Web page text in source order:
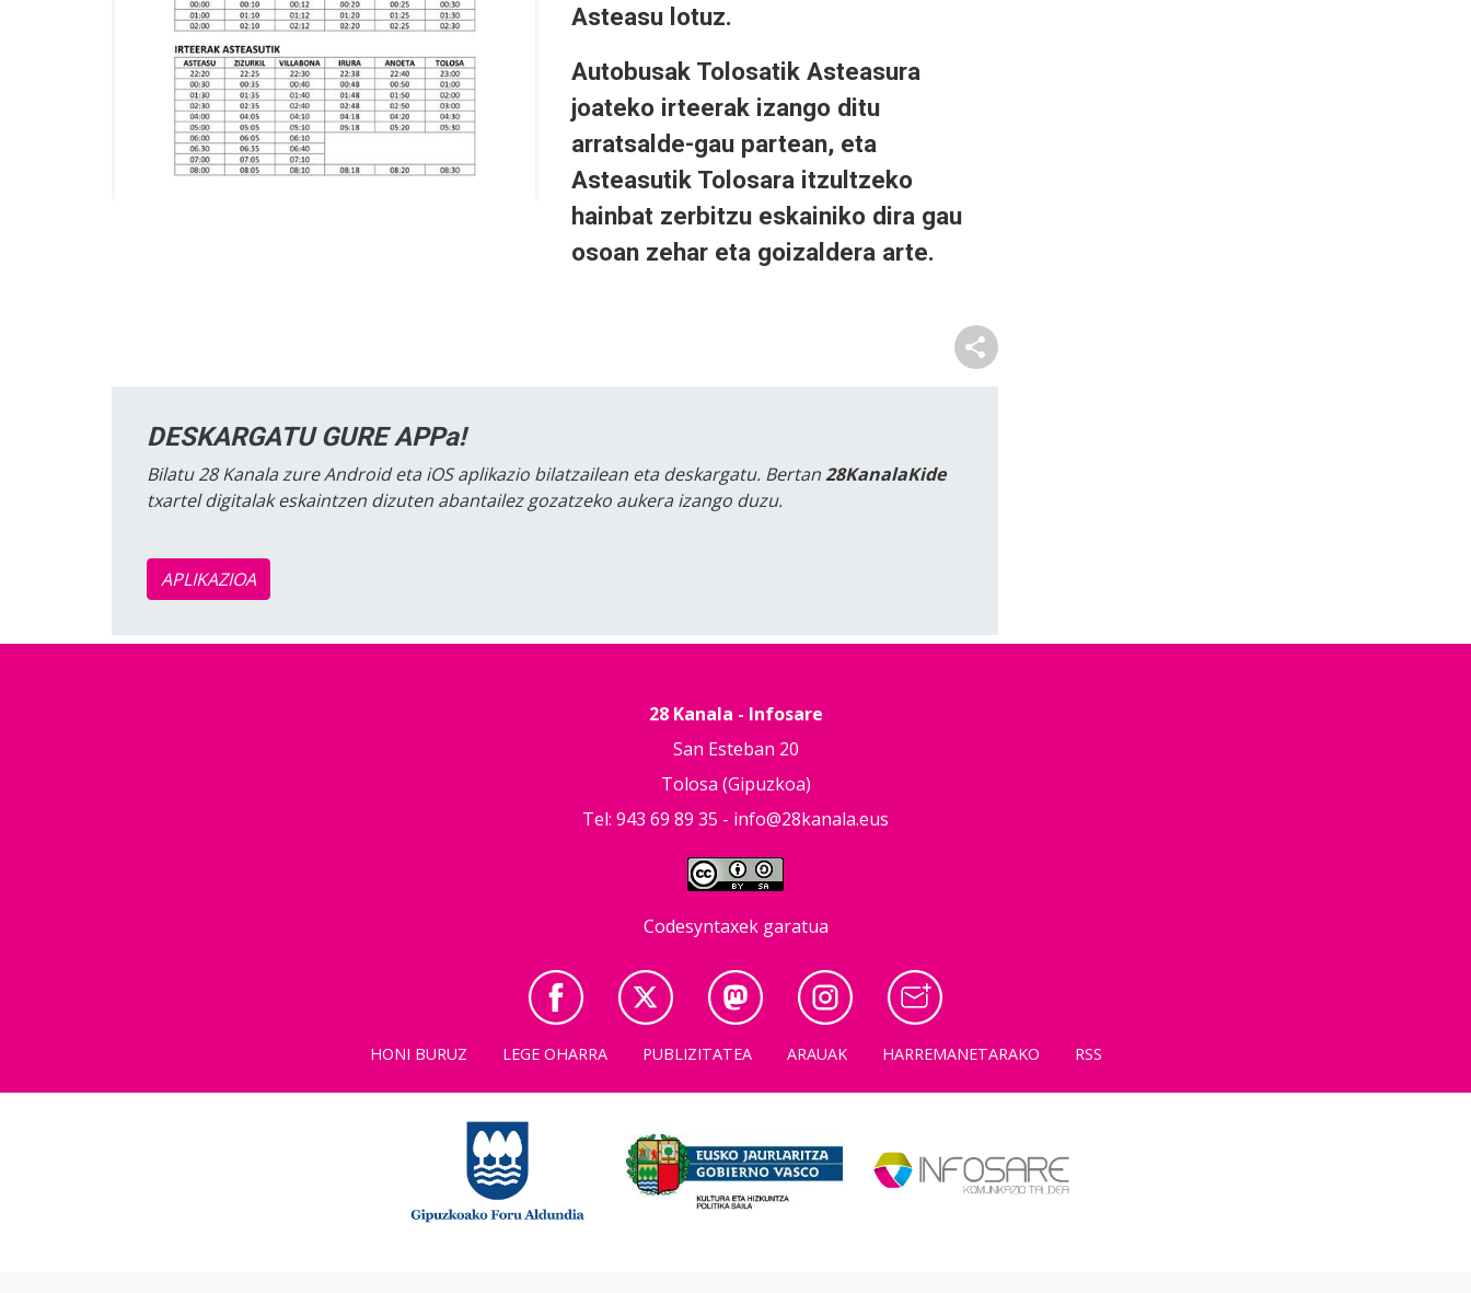
Asteasu lotuz.
Autobusak Tolosatik Asteasura
joateko irteerak izango ditu
arratsalde-gau partean, eta
Asteasutik Tolosara itzultzeko
hainbat zerbitzu eskainiko dira gau
osoan zehar eta goizaldera arte.
DESKARGATU GURE APPa!
Bilatu 28 Kanala zure Android eta iOS aplikazio bilatzailean eta deskargatu. Bertan28KanalaKide
txartel digitalak eskaintzen dizuten abantailez gozatzeko aukera izango duzu.
APLIKAZIOA
28 Kanala - Infosare
San Esteban 20
Tolosa (Gipuzkoa)
Tel: 943 69 89 35 - info@28kanala.eus
Codesyntaxek garatua
HONI BURUZ LEGE OHARRA PUBLIZITATEA ARAUAK HARREMANETARAKO RSS